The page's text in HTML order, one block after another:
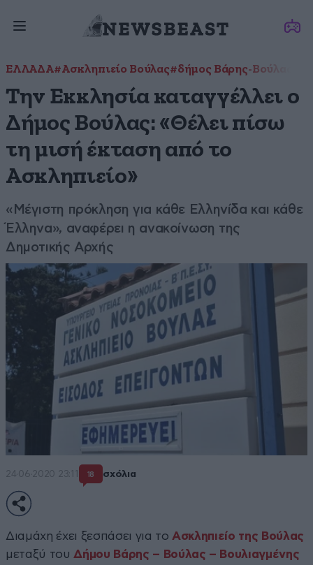
ΕΛΛΑΔΑ#Ασκληπιείο Βούλας#δήμος Βάρης-Βούλας-
Την Εκκλησία καταγγέλλει ο
Δήμος Βούλας: «Θέλει πίσω
τη μισή έκταση από το
Ασκληπιείο»
«Μέγιστη πρόκληση για κάθε Ελληνίδα και κάθε
Έλληνα», αναφέρει η ανακοίνωση της
Δημοτικής Αρχής
24·06·2020 23:11 18 σχόλια
Διαμάχη έχει ξεσπάσει για το Ασκληπιείο της Βούλας
μεταξύ του Δήμου Βάρης – Βούλας – Βουλιαγμένης